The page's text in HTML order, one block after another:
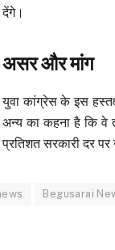
देंगे।
असर और मांग
युवा कांग्रेस के इस
अन्य का कहना है कि वे
प्रतिशत सरकारी दर
Begusarai